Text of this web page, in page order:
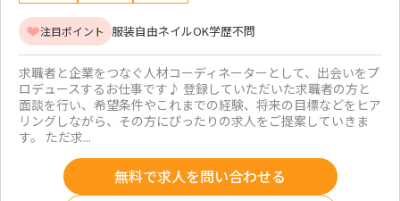
注目ポイント 服装自由ネイルOK学歴不問
求職者と企業をつなぐ人材コーディネーターとして、出会いをプ
ロデュースするお仕事です♪ 登録していただいた求職者の方と
面談を行い、希望条件やこれまでの経験、将来の目標などをヒア
リングしながら、その方にぴったりの求人をご提案していきま
す。 ただ求...
無料で求人を問い合わせる